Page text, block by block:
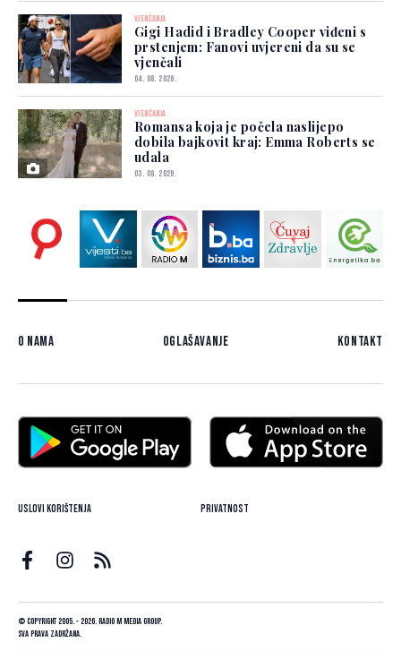
VJENČANJA
Gigi Hadid i Bradley Cooper viđeni s
prstenjem: Fanovi uvjereni da su se
vjenčali
04. 08. 2026.
VJENČANJA
Romansa koja je počela naslijepo
dobila bajkovit kraj: Emma Roberts se
udala
03. 08. 2026.
O nama Oglašavanje Kontakt
Uslovi korištenja Privatnost
© Copyright 2005. - 2026. Radio M Media Group.
Sva prava zadržana.